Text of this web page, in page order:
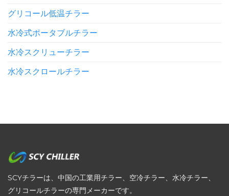
グリコール低温チラー
水冷式ポータブルチラー
水冷スクリューチラー
水冷スクロールチラー
SCYチラーは、中国の工業用チラー、空冷チラー、水冷チラー、
グリコールチラーの専門メーカーです。